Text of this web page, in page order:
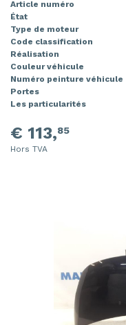
Article numéro
État
Type de moteur
Code classification
Réalisation
Couleur véhicule
Numéro peinture véhicule
Portes
Les particularités
€ 113,85
Hors TVA